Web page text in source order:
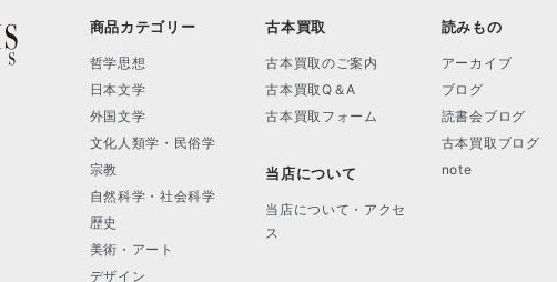
商品カテゴリー
哲学思想
日本文学
外国文学
文化人類学・民俗学
宗教
自然科学・社会科学
歴史
美術・アート
デザイン
古本買取
古本買取のご案内
古本買取Q＆A
古本買取フォーム
当店について
当店について・アクセ
ス
読みもの
アーカイブ
ブログ
読書会ブログ
古本買取ブログ
note